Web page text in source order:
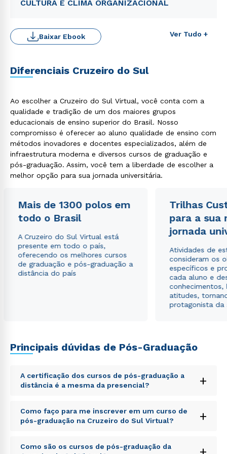
CULTURA E CLIMA ORGANIZACIONAL
Ver Tudo +
Baixar Ebook
Diferenciais Cruzeiro do Sul
Ao escolher a Cruzeiro do Sul Virtual, você conta com a
qualidade e tradição de um dos maiores grupos
educacionais de ensino superior do Brasil. Nosso
compromisso é oferecer ao aluno qualidade de ensino com
métodos inovadores e docentes especializados, além de
infraestrutura moderna e diversos cursos de graduação e
pós-graduação. Assim, você tem a liberdade de escolher a
melhor opção para sua jornada universitária.
Mais de 1300 polos em
todo o Brasil
A Cruzeiro do Sul Virtual está
presente em todo o país,
oferecendo os melhores cursos
de graduação e pós-graduação a
distância do país
Trilhas
para a sua
jornada
Atividades de
consideram os
específicos e
cada aluno e
conhecimentos,
atitudes,
protagonista da
Principais dúvidas de Pós-Graduação
A certificação dos cursos de pós-graduação a
distância é a mesma da presencial?
+
Sed ut perspiciatis unde omnis iste natus error sit
voluptatem accusantium doloremque laudantium,
totam rem aperiam, eaque ipsa quae ab illo inventore
explicabo. Nemo enim ipsam voluptatem quia
Como faço para me inscrever em um curso de
pós-graduação na Cruzeiro do Sul Virtual?
+
Sed ut perspiciatis unde omnis iste natus error sit
Como são os cursos de pós-graduação da
Rápido e fácil
WhatsApp
ou
Estou de acordo com aPolítica de Privacidade.e
autorizo que meus dados sejam utilizados para o
envio de conteúdos da Cruzeiro do Sul.